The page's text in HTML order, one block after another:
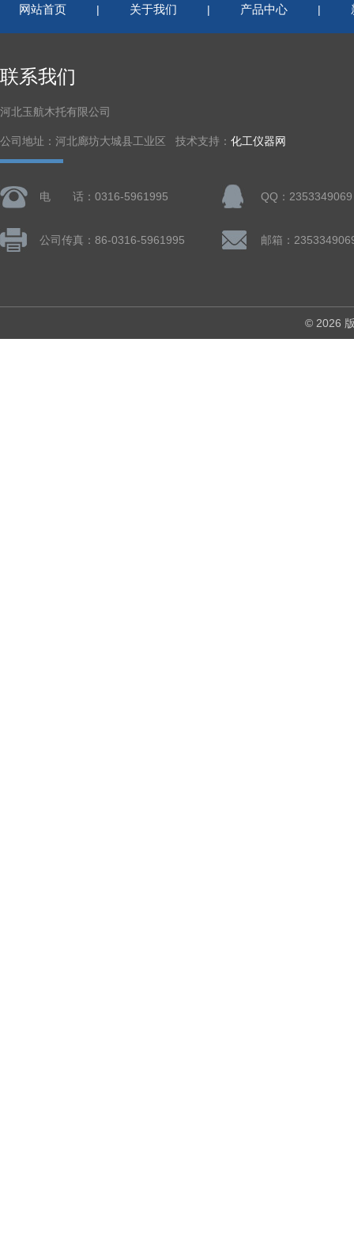
网站首页 | 关于我们 | 产品中心 |
联系我们
河北玉航木托有限公司
公司地址：河北廊坊大城县工业区 技术支持： 化工仪器网
电 话：0316-5961995 QQ：2353349069
公司传真：86-0316-5961995 邮箱：
© 2026